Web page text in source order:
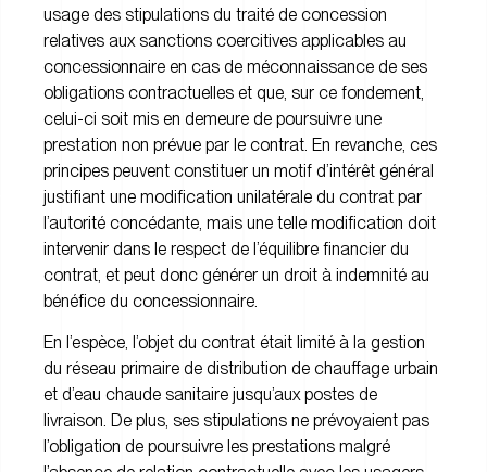
usage des stipulations du traité de concession
relatives aux sanctions coercitives applicables au
concessionnaire en cas de méconnaissance de ses
obligations contractuelles et que, sur ce fondement,
celui-ci soit mis en demeure de poursuivre une
prestation non prévue par le contrat. En revanche, ces
principes peuvent constituer un motif d’intérêt général
justifiant une modification unilatérale du contrat par
l’autorité concédante, mais une telle modification doit
intervenir dans le respect de l’équilibre financier du
contrat, et peut donc générer un droit à indemnité au
bénéfice du concessionnaire.
En l’espèce, l’objet du contrat était limité à la gestion
du réseau primaire de distribution de chauffage urbain
et d’eau chaude sanitaire jusqu’aux postes de
livraison. De plus, ses stipulations ne prévoyaient pas
l’obligation de poursuivre les prestations malgré